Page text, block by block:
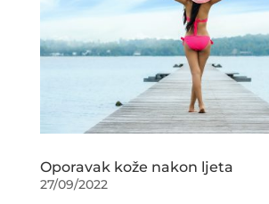
Oporavak kože nakon ljeta
27/09/2022